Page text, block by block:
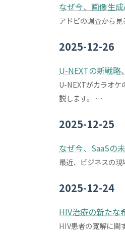
なぜ今、画像生
アドビの調査から
2025-12-26
U-NEXTの新戦略
U-NEXTがカラオケ
説します。 …
2025-12-25
なぜ今、SaaSの
最近、ビジネスの
2025-12-24
HIV治療の新たな
HIV患者の寛解に関